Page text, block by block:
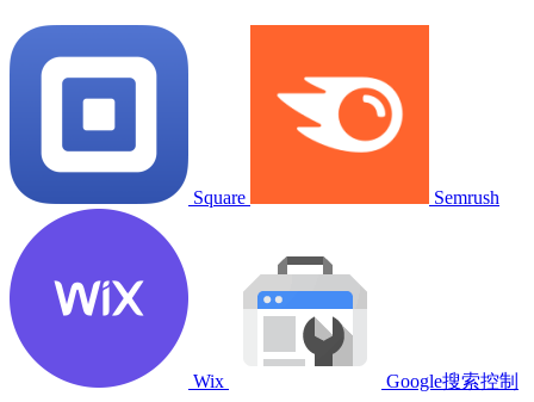
Square Semrush
Wix Google搜索控制